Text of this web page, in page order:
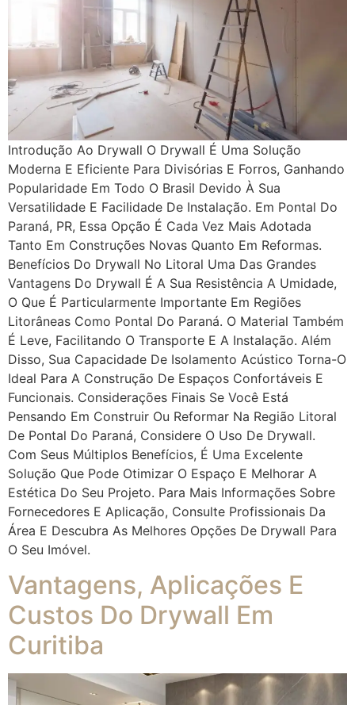
Introdução Ao Drywall O Drywall É Uma Solução
Moderna E Eficiente Para Divisórias E Forros, Ganhando
Popularidade Em Todo O Brasil Devido À Sua
Versatilidade E Facilidade De Instalação. Em Pontal Do
Paraná, PR, Essa Opção É Cada Vez Mais Adotada
Tanto Em Construções Novas Quanto Em Reformas.
Benefícios Do Drywall No Litoral Uma Das Grandes
Vantagens Do Drywall É A Sua Resistência A Umidade,
O Que É Particularmente Importante Em Regiões
Litorâneas Como Pontal Do Paraná. O Material Também
É Leve, Facilitando O Transporte E A Instalação. Além
Disso, Sua Capacidade De Isolamento Acústico Torna-O
Ideal Para A Construção De Espaços Confortáveis E
Funcionais. Considerações Finais Se Você Está
Pensando Em Construir Ou Reformar Na Região Litoral
De Pontal Do Paraná, Considere O Uso De Drywall.
Com Seus Múltiplos Benefícios, É Uma Excelente
Solução Que Pode Otimizar O Espaço E Melhorar A
Estética Do Seu Projeto. Para Mais Informações Sobre
Fornecedores E Aplicação, Consulte Profissionais Da
Área E Descubra As Melhores Opções De Drywall Para
O Seu Imóvel.
Vantagens, Aplicações E
Custos Do Drywall Em
Curitiba